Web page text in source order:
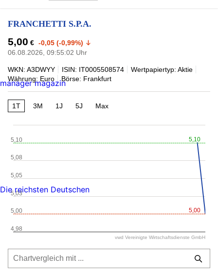
FRANCHETTI S.P.A.
5,00 € -0,05 (-0,99%)
06.08.2026, 09:55:02 Uhr
WKN: A3DWYY ISIN: IT0005508574
Wertpapiertyp: Aktie
Währung: Euro
Börse: Frankfurt
1T 3M 1J 5J Max
5,10
5,00
5,00
5,05
5,10
4,98
5,03
5,08
vwd Vereinigte Wirtschaftsdienste GmbH
manager magazin
Die reichsten Deutschen